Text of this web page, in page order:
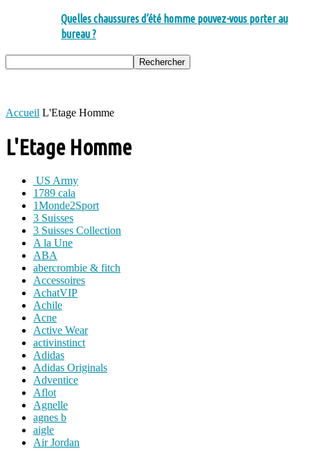
Quelles chaussures d’été homme pouvez-vous porter au
bureau ?
Accueil L'Etage Homme
L'Etage Homme
US Army
1789 cala
1Monde2Sport
3 Suisses
3 Suisses Collection
A la Une
ABA
abercrombie & fitch
Accessoires
AchatVIP
Achile
Acne
Active Wear
activinstinct
Adidas
Adidas Originals
Adventice
Aflot
Agnelle
agnes b
aigle
Air Jordan